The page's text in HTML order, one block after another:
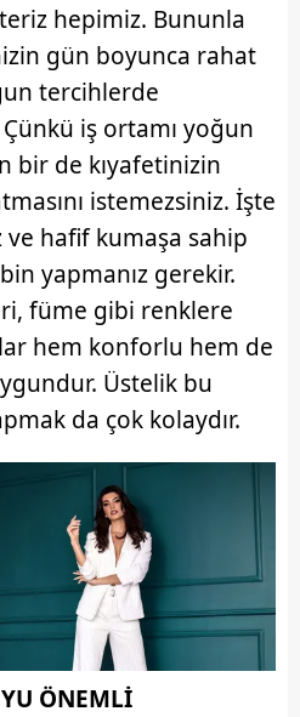
hepimiz. Bununla
gün boyunca rahat
tercihlerde
Çünkü iş ortamı yoğun
bir de kıyafetinizin
istemezsiniz. İşte
ve hafif kumaşa sahip
yapmanız gerekir.
füme gibi renklere
hem konforlu hem de
Üstelik bu
da çok kolaydır.
ÖNEMLİ